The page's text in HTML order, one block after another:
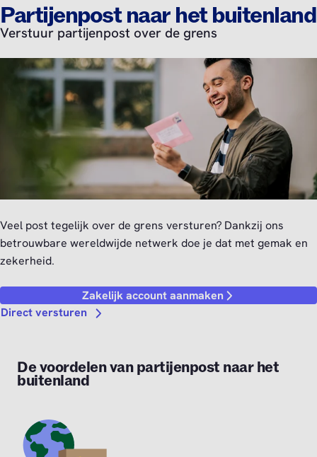
Partijenpost naar het buitenland
Verstuur partijenpost over de grens
Veel post tegelijk over de grens versturen? Dankzij ons
betrouwbare wereldwijde netwerk doe je dat met gemak en
zekerheid.
Zakelijk account aanmaken
Direct versturen
De voordelen van partijenpost naar het
buitenland